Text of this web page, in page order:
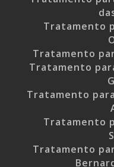
Tratamento
Tratamento
Tratamento
Tratamento
Tratamento
Tratamento